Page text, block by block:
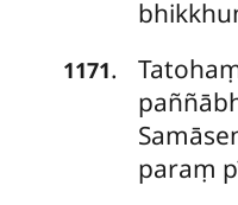
1171.
paraṃ